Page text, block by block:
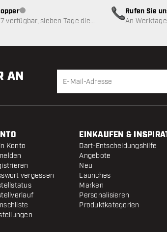
Kundenservice nicht verfügbar
verfügbar, sieben Tage die
Rufen Sie
An
AN
Konto
vergessen
EINKAUFEN &
Dart-Entscheidungshilfe
Angebote
Neu
Launches
Marken
Personalisieren
Produktkategorien